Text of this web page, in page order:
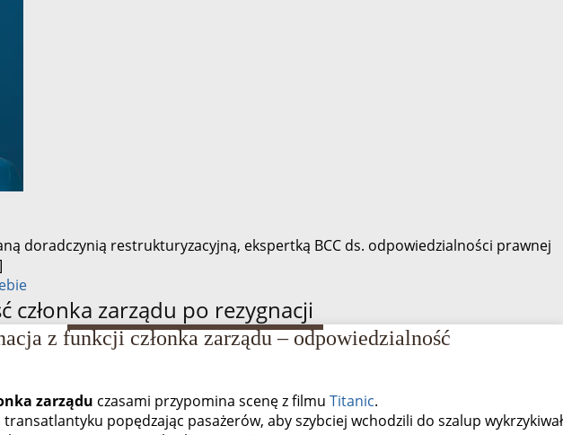
doradczynią restrukturyzacyjną, ekspertką BCC ds. odpowiedzialności prawnej
członka zarządu po rezygnacji
z funkcji członka zarządu – odpowiedzialność
zarządu czasami przypomina scenę z filmu Titanic.
popędzając pasażerów, aby szybciej wchodzili do szalup wykrzykiwał